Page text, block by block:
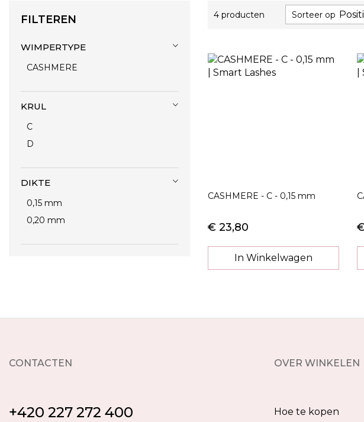
4 producten Sorteer op
CASHMERE - C - 0,15 mm
€ 23,80
In Winkelwagen
FILTEREN
WIMPERTYPE
CASHMERE
KRUL
C
D
DIKTE
0,15 mm
0,20 mm
CONTACTEN
+420 227 272 400
OVER WINKELEN
Hoe te kopen